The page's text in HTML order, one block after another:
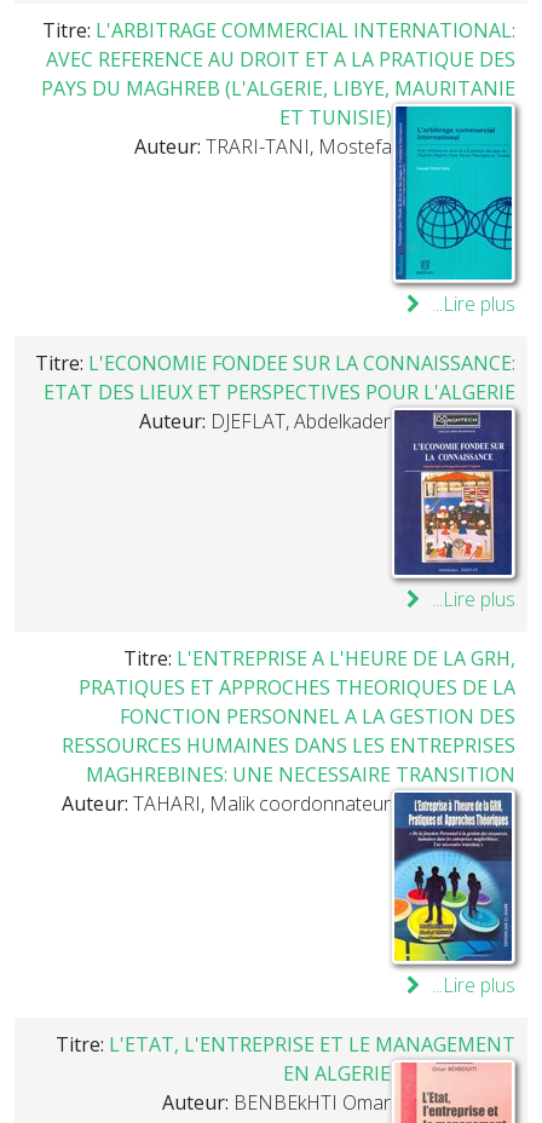
Titre: L'ARBITRAGE COMMERCIAL INTERNATIONAL:
AVEC REFERENCE AU DROIT ET A LA PRATIQUE DES
PAYS DU MAGHREB (L'ALGERIE, LIBYE, MAURITANIE
ET TUNISIE)
Auteur: TRARI-TANI, Mostefa
Lire plus...
Titre: L'ECONOMIE FONDEE SUR LA CONNAISSANCE:
ETAT DES LIEUX ET PERSPECTIVES POUR L'ALGERIE
Auteur: DJEFLAT, Abdelkader
Lire plus...
Titre: L'ENTREPRISE A L'HEURE DE LA GRH,
PRATIQUES ET APPROCHES THEORIQUES DE LA
FONCTION PERSONNEL A LA GESTION DES
RESSOURCES HUMAINES DANS LES ENTREPRISES
MAGHREBINES: UNE NECESSAIRE TRANSITION
Auteur: TAHARI, Malik coordonnateur
Lire plus...
Titre: L'ETAT, L'ENTREPRISE ET LE MANAGEMENT
EN ALGERIE
Auteur: BENBEkHTI Omar